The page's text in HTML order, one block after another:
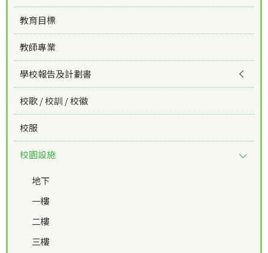
教育目標
教師專業
學校報告及計劃書
校歌 / 校訓 / 校徽
校服
校園設施
地下
一樓
二樓
三樓